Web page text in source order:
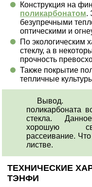
Конструкция на
поликарбонатом.
безупречными
оптическими и
По экологическим
стеклу, а в
прочность
Также покрытие
тепличные
Вывод.
поликарбоната
стекла.
хорошую
рассеивание.
листве.
ТЕХНИЧЕСКИЕ
ТЭНФИ